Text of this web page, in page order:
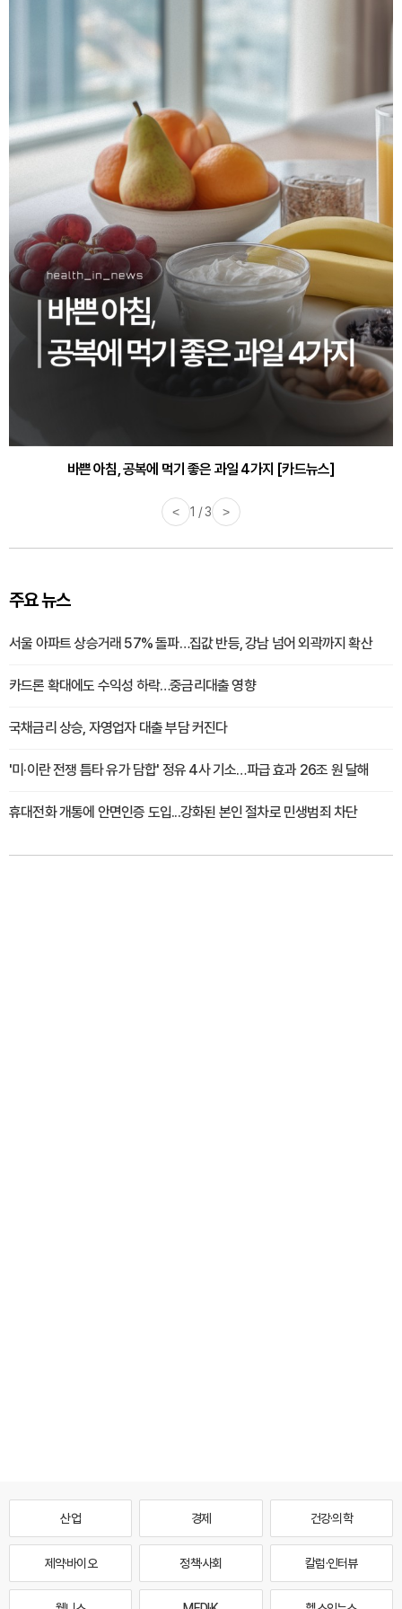
바쁜 아침, 공복에 먹기 좋은 과일 4가지 [카드뉴스]
30대부터 유병률 2배...여자에게 꼭 필요한 검사는? [카드뉴스]
< 1 / 3 >
주요 뉴스
서울 아파트 상승거래 57% 돌파…집값 반등, 강남 넘어 외곽까지 확산
카드론 확대에도 수익성 하락…중금리대출 영향
국채금리 상승, 자영업자 대출 부담 커진다
'미·이란 전쟁 틈타 유가 담합' 정유 4사 기소…파급 효과 26조 원 달해
휴대전화 개통에 안면인증 도입...강화된 본인 절차로 민생범죄 차단
산업 경제 건강·의학
제약·바이오 정책·사회 칼럼·인터뷰